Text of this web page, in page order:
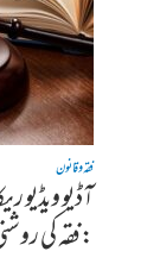
فقہ وقانون
آڈیو ویڈیو
:فقہ کی